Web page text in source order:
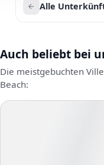
Alle
Auch beliebt bei
Die meistgebuchten
Beach: